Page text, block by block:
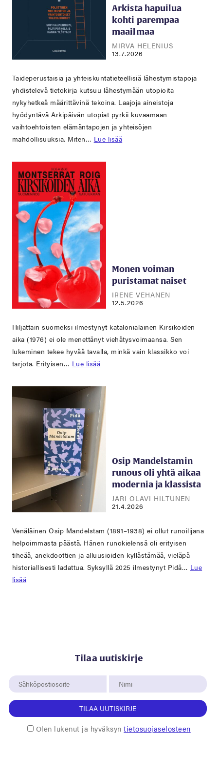
Arkista hapuilua
kohti parempaa
maailmaa
MIRVA HELENIUS
13.7.2026
Taideperustaisia ja yhteiskuntatieteellisiä lähestymistapoja
yhdistelevä tietokirja kutsuu lähestymään utopioita
nykyhetkeä määrittävinä tekoina. Laajoja aineistoja
hyödyntävä Arkipäivän utopiat pyrkii kuvaamaan
vaihtoehtoisten elämäntapojen ja yhteisöjen
mahdollisuuksia. Miten… Lue lisää
Monen voiman
puristamat naiset
IRENE VEHANEN
12.5.2026
Hiljattain suomeksi ilmestynyt katalonialainen Kirsikoiden
aika (1976) ei ole menettänyt viehätysvoimaansa. Sen
lukeminen tekee hyvää tavalla, minkä vain klassikko voi
tarjota. Erityisen… Lue lisää
Osip Mandelstamin
runous oli yhtä aikaa
modernia ja klassista
JARI OLAVI HILTUNEN
21.4.2026
Venäläinen Osip Mandelstam (1891–1938) ei ollut runoilijana
helpoimmasta päästä. Hänen runokielensä oli erityisen
tiheää, anekdoottien ja alluusioiden kyllästämää, vieläpä
historiallisesti ladattua. Syksyllä 2025 ilmestynyt Pidä… Lue
lisää
Tilaa uutiskirje
TILAA UUTISKIRJE
Olen lukenut ja hyväksyntietosuojaselosteen